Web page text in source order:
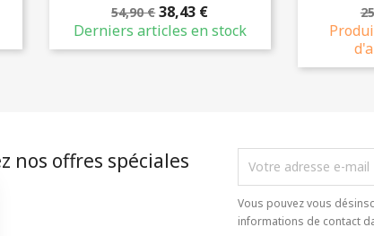
54,90 € 38,43 €
Derniers articles en stock
nos offres spéciales
Vous pouvez vous
informations de contact